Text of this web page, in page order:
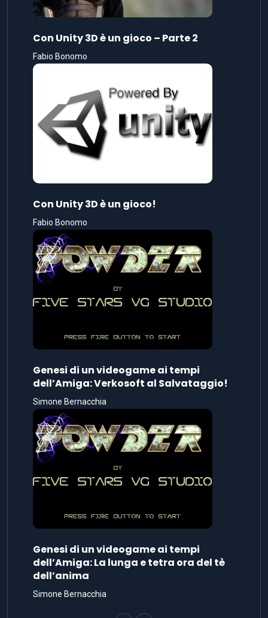
Con Unity 3D è un gioco – Parte 2
Fabio Bonomo
Con Unity 3D è un gioco!
Fabio Bonomo
Genesi di un videogame ai tempi
dell’Amiga: Verkosoft al Salvataggio!
Simone Bernacchia
Genesi di un videogame ai tempi
dell’Amiga: La lunga e tetra ora del tè
dell’anima
Simone Bernacchia